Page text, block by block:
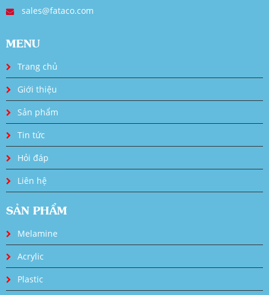
sales@fataco.com
MENU
Trang chủ
Giới thiệu
Sản phẩm
Tin tức
Hỏi đáp
Liên hệ
SẢN PHẨM
Melamine
Acrylic
Plastic